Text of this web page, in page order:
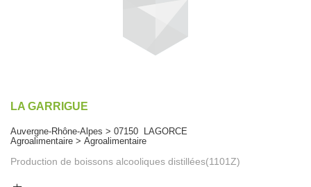
LA GARRIGUE
Auvergne-Rhône-Alpes > 07150 LAGORCE
Agroalimentaire > Agroalimentaire
Production de boissons alcooliques distillées(1101Z)